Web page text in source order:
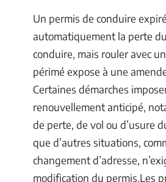
Un permis de conduire
automatiquement la perte
conduire, mais rouler avec
périmé expose à une
Certaines démarches
renouvellement anticipé,
de perte, de vol ou d’usure
que d’autres situations,
changement d’adresse,
modification du permis.Les